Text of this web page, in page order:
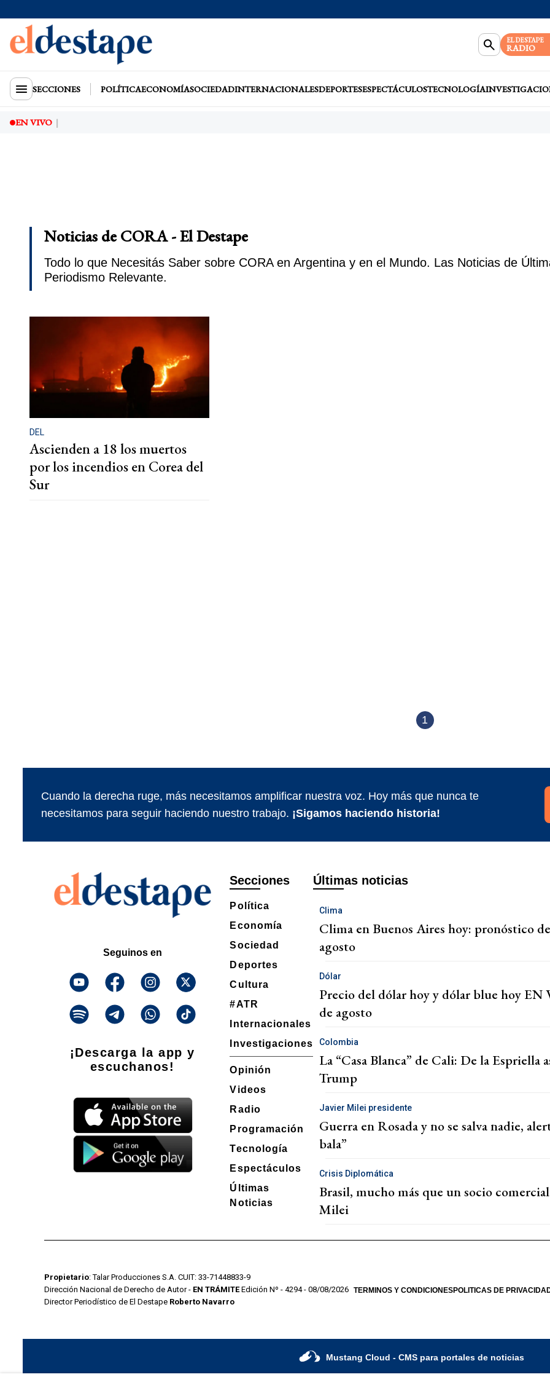
EL DESTAPE
RADIO
SECCIONES POLÍTICAECONOMÍASOCIEDADINTERNACIONALESDEPORTESESPECTÁCULOSTECNOLOGÍA
EN VIVO
Noticias de CORA - El Destape
Todo lo que Necesitás Saber sobre CORA en Argentina y en el Mundo. Las Noticias de
Periodismo Relevante.
DEL
Ascienden a 18 los muertos
por los incendios en Corea del
Sur
1
Cuando la derecha ruge, más necesitamos amplificar nuestra voz. Hoy más que nunca te
necesitamos para seguir haciendo nuestro trabajo. ¡Sigamos haciendo historia!
Seguinos en
¡Descarga la app y
escuchanos!
Secciones
Política
Economía
Sociedad
Deportes
Cultura
#ATR
Internacionales
Investigaciones
Opinión
Videos
Radio
Programación
Tecnología
Espectáculos
Últimas
Noticias
Últimas noticias
Clima
Clima en Buenos Aires hoy: pronóstico
agosto
Dólar
Precio del dólar hoy y dólar blue hoy EN
de agosto
Colombia
La “Casa Blanca” de Cali: De la Espriella
Trump
Javier Milei presidente
Guerra en Rosada y no se salva nadie,
bala”
Crisis Diplomática
Brasil, mucho más que un socio
Milei
Propietario: Talar Producciones S.A. CUIT: 33-71448833-9
Dirección Nacional de Derecho de Autor - EN TRÁMITE Edición Nº - 4294 - 08/08/2026
Director Periodístico de El Destape Roberto Navarro
TERMINOS Y CONDICIONESPOLITICAS DE
Mustang Cloud - CMS para portales de noticias